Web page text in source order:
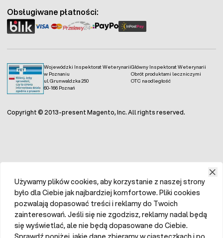
Wojewódzki Inspektorat Weterynarii
w Poznaniu
ul. Grunwaldzka 250
60-166 Poznań
Główny Inspektorat Weterynarii
Obrót produktami leczniczymi
OTC na odległość
Obsługiwane płatności:
Copyright © 2013-present Magento, Inc. All rights reserved.
Używamy plików cookies, aby korzystanie z naszej strony
było dla Ciebie jak najbardziej komfortowe. Pliki cookies
pozwalają dopasować treści i reklamy do Twoich
zainteresowań. Jeśli się nie zgodzisz, reklamy nadal będą
się wyświetlać, ale nie będą dopasowane do Ciebie.